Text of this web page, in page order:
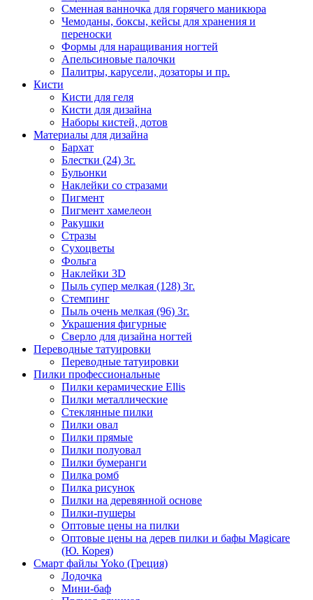
Сменная ванночка для горячего маникюра
Чемоданы, боксы, кейсы для хранения и
переноски
Формы для наращивания ногтей
Апельсиновые палочки
Палитры, карусели, дозаторы и пр.
Кисти
Кисти для геля
Кисти для дизайна
Наборы кистей, дотов
Материалы для дизайна
Бархат
Блестки (24) 3г.
Бульонки
Наклейки со стразами
Пигмент
Пигмент хамелеон
Ракушки
Стразы
Сухоцветы
Фольга
Наклейки 3D
Пыль супер мелкая (128) 3г.
Стемпинг
Пыль очень мелкая (96) 3г.
Украшения фигурные
Сверло для дизайна ногтей
Переводные татуировки
Переводные татуировки
Пилки профессиональные
Пилки керамические Ellis
Пилки металлические
Стеклянные пилки
Пилки овал
Пилки прямые
Пилки полуовал
Пилки бумеранги
Пилка ромб
Пилка рисунок
Пилки на деревянной основе
Пилки-пушеры
Оптовые цены на пилки
Оптовые цены на дерев пилки и бафы Magicare
(Ю. Корея)
Смарт файлы Yoko (Греция)
Лодочка
Мини-баф